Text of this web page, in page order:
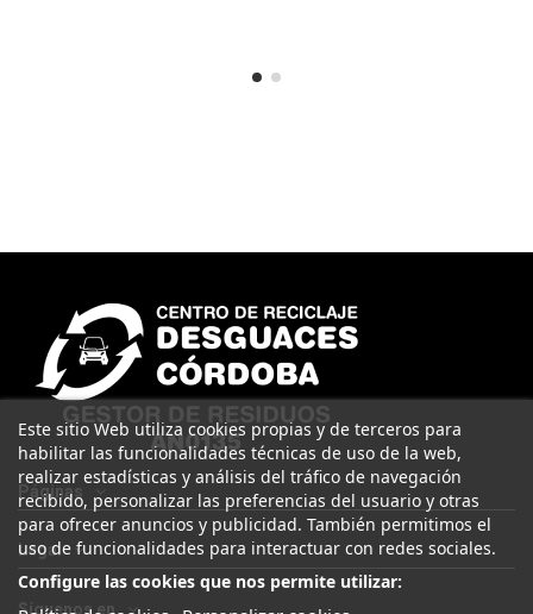
Páginas
Legal
Este sitio Web utiliza cookies propias y de terceros para
habilitar las funcionalidades técnicas de uso de la web,
realizar estadísticas y análisis del tráfico de navegación
recibido, personalizar las preferencias del usuario y otras
para ofrecer anuncios y publicidad. También permitimos el
uso de funcionalidades para interactuar con redes sociales.
Configure las cookies que nos permite utilizar:
Síguenos en